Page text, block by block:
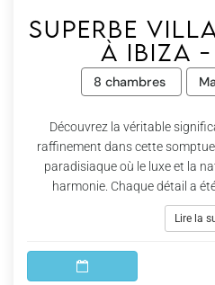
Superbe
à Ibiza -
8 chambres
Découvrez la véritable
raffinement dans cette
paradisiaque où le luxe et la
harmonie. Chaque détail a
Lire la